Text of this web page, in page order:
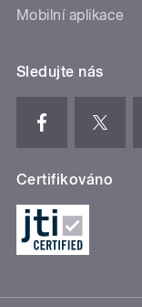
Mobilní aplikace
Sledujte nás
Certifikováno